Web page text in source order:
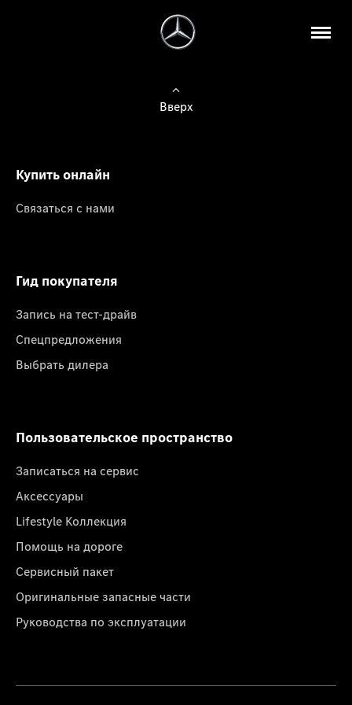
Вверх
Купить онлайн
Связаться с нами
Гид покупателя
Запись на тест-драйв
Спецпредложения
Выбрать дилера
Пользовательское пространство
Записаться на сервис
Аксессуары
Lifestyle Коллекция
Помощь на дороге
Сервисный пакет
Оригинальные запасные части
Руководства по эксплуатации